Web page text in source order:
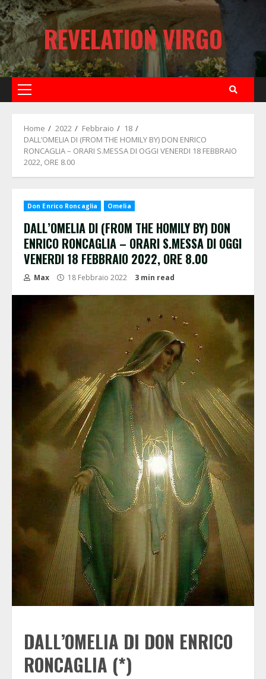
Skip
to
content
REVELATION VIRGO
Primary
Home 2022 Febbraio
18
DALL’OMELIA DI (FROM THE HOMILY BY) DON ENRICO
RONCAGLIA – ORARI S.MESSA DI OGGI VENERDI 18 FEBBRAIO
2022, ORE 8.00
Don Enrico Roncaglia Omelia
DALL’OMELIA DI (FROM THE HOMILY BY) DON
ENRICO RONCAGLIA – ORARI S.MESSA DI OGGI
VENERDI 18 FEBBRAIO 2022, ORE 8.00
Max 18 Febbraio 2022 3 min read
DALL’OMELIA DI DON ENRICO
RONCAGLIA (*)